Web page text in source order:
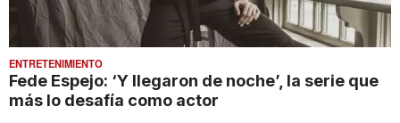
ENTRETENIMIENTO
Fede Espejo: ‘Y llegaron de noche’, la serie que
más lo desafía como actor